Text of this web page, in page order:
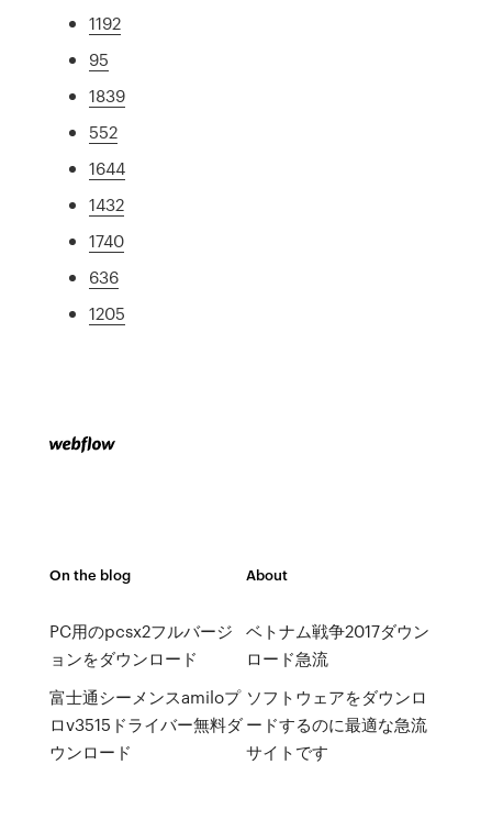
1192
95
1839
552
1644
1432
1740
636
1205
On the blog
PC用のpcsx2フルバージ
ョンをダウンロード
富士通シーメンスamiloプ
ロv3515ドライバー無料ダ
ウンロード
About
ベトナム戦争2017ダウン
ロード急流
ソフトウェアをダウンロ
ードするのに最適な急流
サイトです